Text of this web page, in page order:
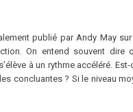
publié par Andy May
On entend souvent dire
à un rythme accéléré.
concluantes ? Si le niveau